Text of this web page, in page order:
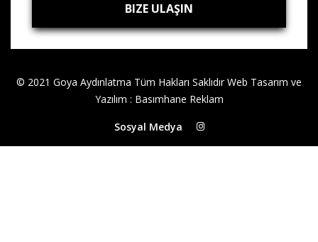
BIZE ULAŞIN
BIZE ULAŞIN
© 2021 Goya Aydınlatma Tüm Hakları SaklıdırWeb Tasarım ve
Yazılım : Basımhane Reklam
Sosyal Medya